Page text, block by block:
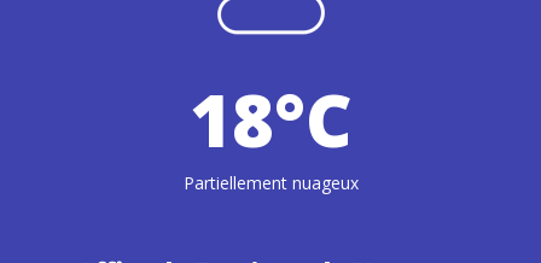
18°C
Partiellement nuageux